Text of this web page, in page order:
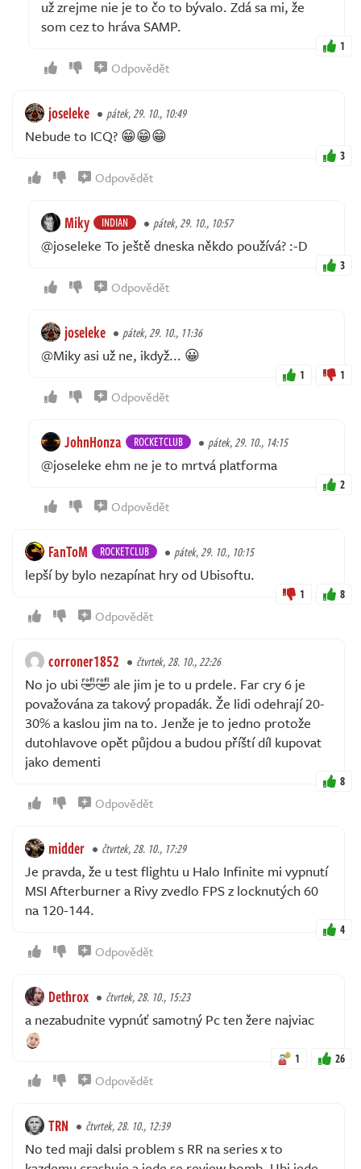
už zrejme nie je to čo to bývalo. Zdá sa mi, že
som cez to hráva SAMP.
1
Odpovědět
joseleke pátek, 29. 10., 10:49
Nebude to ICQ? 😁😁😁
3
Odpovědět
Miky INDIAN pátek, 29. 10., 10:57
@joseleke To ještě dneska někdo používá? :-D
3
Odpovědět
joseleke pátek, 29. 10., 11:36
@Miky asi už ne, ikdyž... 😀
1 1
Odpovědět
JohnHonza ROCKETCLUB pátek, 29. 10., 14:15
@joseleke ehm ne je to mrtvá platforma
2
Odpovědět
FanToM ROCKETCLUB pátek, 29. 10., 10:15
lepší by bylo nezapínat hry od Ubisoftu.
1 8
Odpovědět
corroner1852 čtvrtek, 28. 10., 22:26
No jo ubi 🤣🤣 ale jim je to u prdele. Far cry 6 je
považována za takový propadák. Že lidi odehrají 20-
30% a kaslou jim na to. Jenže je to jedno protože
dutohlavove opět půjdou a budou příští díl kupovat
jako dementi
8
Odpovědět
midder čtvrtek, 28. 10., 17:29
Je pravda, že u test flightu u Halo Infinite mi vypnutí
MSI Afterburner a Rivy zvedlo FPS z locknutých 60
na 120-144.
4
Odpovědět
Dethrox čtvrtek, 28. 10., 15:23
a nezabudnite vypnúť samotný Pc ten žere najviac
1 26
Odpovědět
TRN čtvrtek, 28. 10., 12:39
No ted maji dalsi problem s RR na series x to